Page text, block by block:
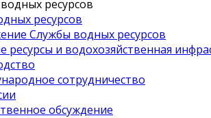
ресурсов
Службы водных ресурсов
ресурсы и водохозяйственная
сотрудничество
обсуждение